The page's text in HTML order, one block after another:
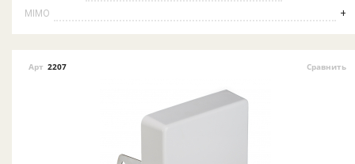
MIMO
+
Арт 2207 Сравнить